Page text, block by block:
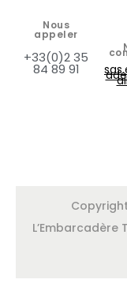
Nous
appeler
+33(0)2 35
84 89 91